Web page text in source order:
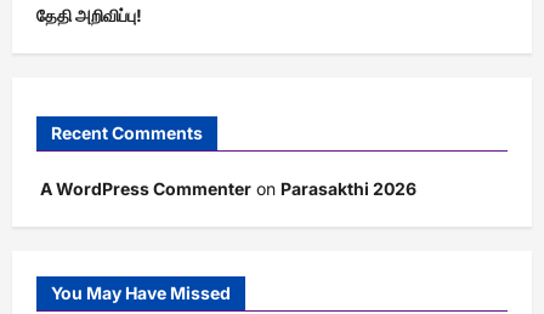
தேதி அறிவிப்பு!
Recent Comments
A WordPress Commenter on Parasakthi 2026
You May Have Missed